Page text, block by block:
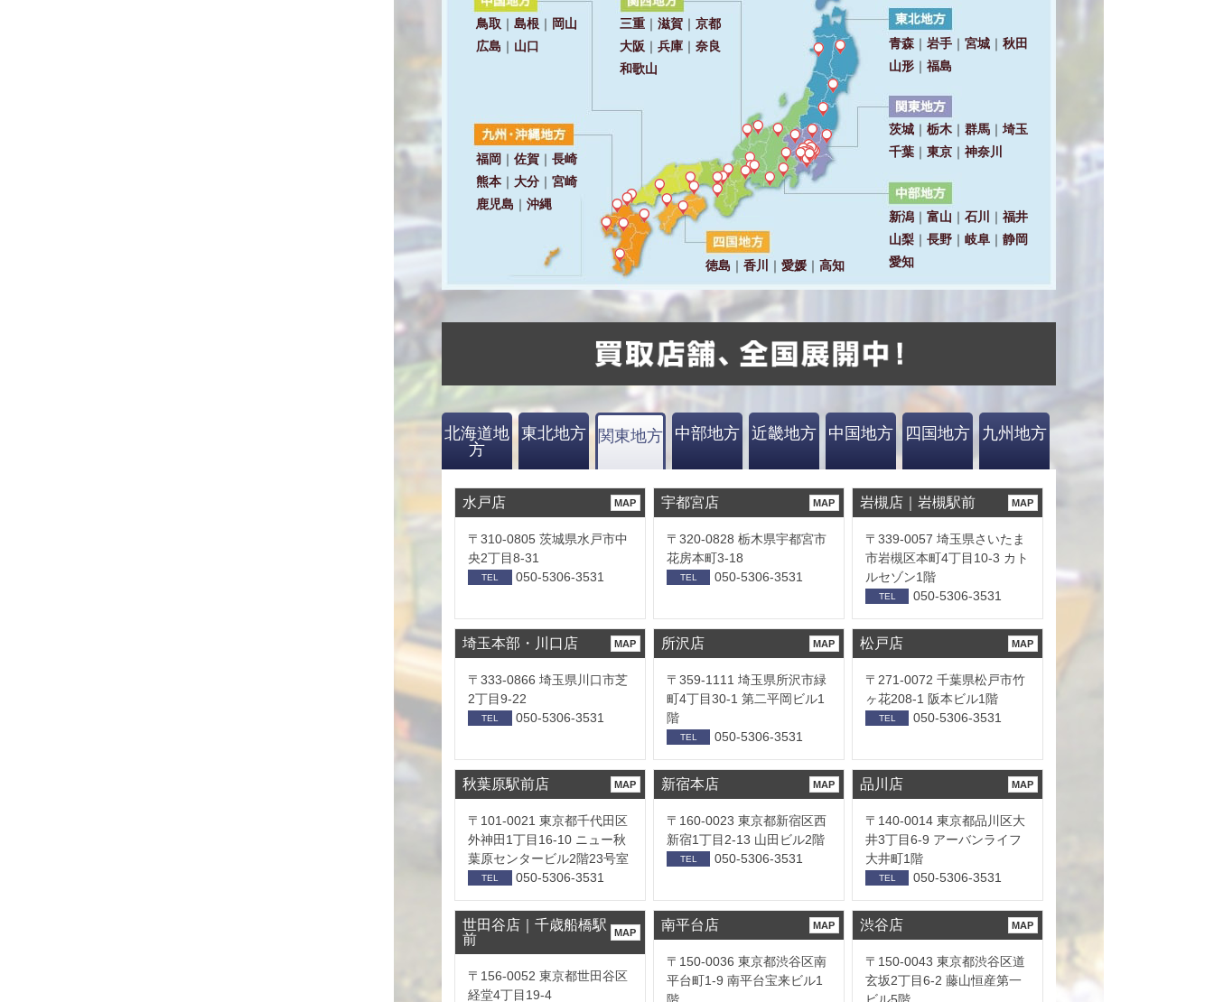
北海道地
方
東北地方 関東地方 中部地方 近畿地方 中国地方 四国地方 九州地方
水戸店 MAP
〒310-0805 茨城県水戸市中
央2丁目8-31
TEL 050-5306-3531
宇都宮店 MAP
〒320-0828 栃木県宇都宮市
花房本町3-18
TEL 050-5306-3531
岩槻店｜岩槻駅前 MAP
〒339-0057 埼玉県さいたま
市岩槻区本町4丁目10-3 カト
ルセゾン1階
TEL 050-5306-3531
埼玉本部・川口店 MAP
〒333-0866 埼玉県川口市芝
2丁目9-22
TEL 050-5306-3531
所沢店 MAP
〒359-1111 埼玉県所沢市緑
町4丁目30-1 第二平岡ビル1
階
TEL 050-5306-3531
松戸店 MAP
〒271-0072 千葉県松戸市竹
ヶ花208-1 阪本ビル1階
TEL 050-5306-3531
秋葉原駅前店 MAP
〒101-0021 東京都千代田区
外神田1丁目16-10 ニュー秋
葉原センタービル2階23号室
TEL 050-5306-3531
新宿本店 MAP
〒160-0023 東京都新宿区西
新宿1丁目2-13 山田ビル2階
TEL 050-5306-3531
品川店 MAP
〒140-0014 東京都品川区大
井3丁目6-9 アーバンライフ
大井町1階
TEL 050-5306-3531
世田谷店｜千歳船橋駅
前
MAP
〒156-0052 東京都世田谷区
経堂4丁目19-4
南平台店 MAP
〒150-0036 東京都渋谷区南
平台町1-9 南平台宝来ビル1
渋谷店 MAP
〒150-0043 東京都渋谷区道
玄坂2丁目6-2 藤山恒産第一